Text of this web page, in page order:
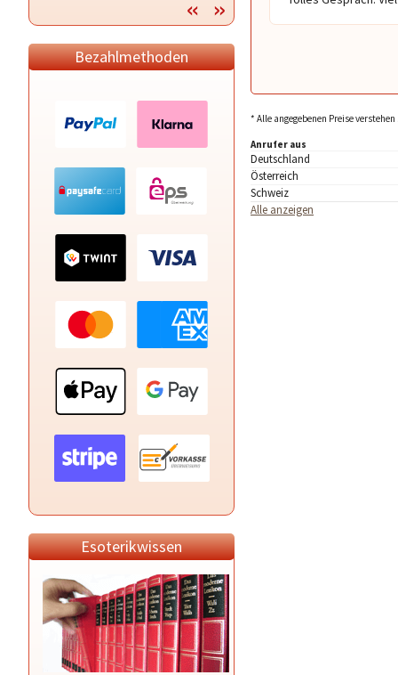
Fragen!
Bezahlmethoden
Esoterikwissen
* Alle angegebenen Preise
Anrufer aus
Deutschland
Österreich
Schweiz
Alle anzeigen